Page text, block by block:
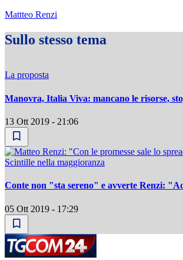
Mattteo Renzi
Sullo stesso tema
La proposta
Manovra, Italia Viva: mancano le risorse,
13 Ott 2019 - 21:06
Scintille nella maggioranza
Conte non "sta sereno" e avverte Renzi:
05 Ott 2019 - 17:29